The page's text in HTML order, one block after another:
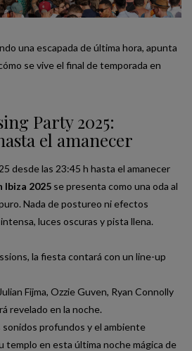
una escapada de última hora, apunta
se vive el final de temporada en
Party 2025:
el amanecer
desde las 23:45 h hasta el amanecer
Ibiza 2025 se presenta como una oda al
Nada de postureo ni efectos
luces oscuras y pista llena.
la fiesta contará con un line-up
Fijma, Ozzie Guven, Ryan Connolly
revelado en la noche.
profundos y el ambiente
templo en esta última noche mágica de